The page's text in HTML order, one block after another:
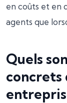
en coûts et en
agents que
Quels
concrets